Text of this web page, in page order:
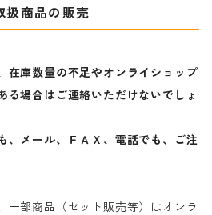
扱商品の販売
在庫数量の不足やオンライショップ
る場合はご連絡いただけないでしょ
、メール、ＦＡＸ、電話でも、ご注
一部商品（セット販売等）はオンラ